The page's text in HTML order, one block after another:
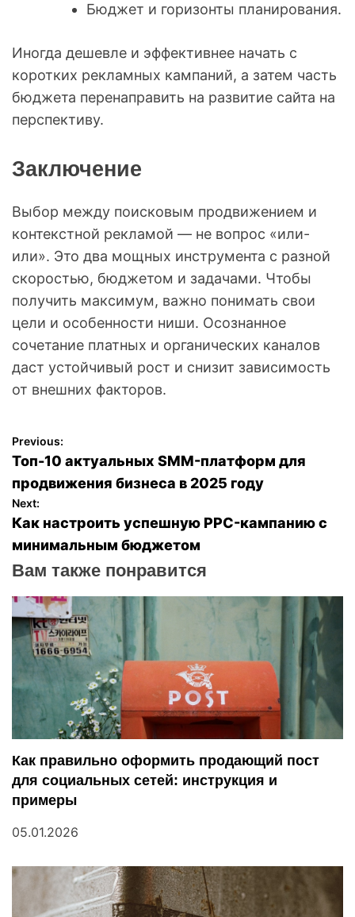
Бюджет и горизонты планирования.
Иногда дешевле и эффективнее начать с
коротких рекламных кампаний, а затем часть
бюджета перенаправить на развитие сайта на
перспективу.
Заключение
Выбор между поисковым продвижением и
контекстной рекламой — не вопрос «или-
или». Это два мощных инструмента с разной
скоростью, бюджетом и задачами. Чтобы
получить максимум, важно понимать свои
цели и особенности ниши. Осознанное
сочетание платных и органических каналов
даст устойчивый рост и снизит зависимость
от внешних факторов.
Н
а
в
и
а
ц
и
я
п
о
з
Previous:
Топ-10 актуальных SMM-платформ для
продвижения бизнеса в 2025 году
Next:
Как настроить успешную PPC-кампанию с
минимальным бюджетом
Вам также понравится
Как правильно оформить продающий пост
для социальных сетей: инструкция и
примеры
05.01.2026